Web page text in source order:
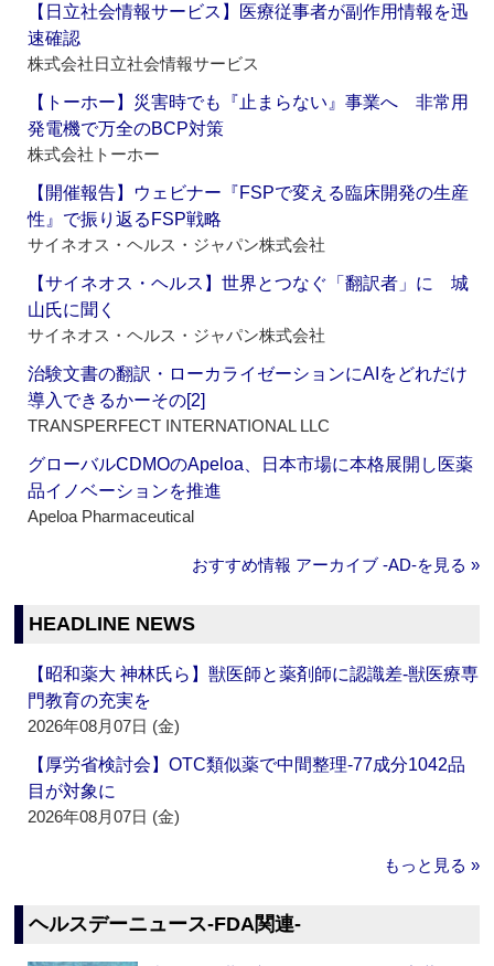
【日立社会情報サービス】医療従事者が副作用情報を迅
速確認
株式会社日立社会情報サービス
【トーホー】災害時でも『止まらない』事業へ 非常用
発電機で万全のBCP対策
株式会社トーホー
【開催報告】ウェビナー『FSPで変える臨床開発の生産
性』で振り返るFSP戦略
サイネオス・ヘルス・ジャパン株式会社
【サイネオス・ヘルス】世界とつなぐ「翻訳者」に 城
山氏に聞く
サイネオス・ヘルス・ジャパン株式会社
治験文書の翻訳・ローカライゼーションにAIをどれだけ
導入できるかーその[2]
TRANSPERFECT INTERNATIONAL LLC
グローバルCDMOのApeloa、日本市場に本格展開し医薬
品イノベーションを推進
Apeloa Pharmaceutical
おすすめ情報 アーカイブ ‐AD‐を見る »
HEADLINE NEWS
【昭和薬大 神林氏ら】獣医師と薬剤師に認識差‐獣医療専
門教育の充実を
2026年08月07日 (金)
【厚労省検討会】OTC類似薬で中間整理‐77成分1042品
目が対象に
2026年08月07日 (金)
もっと見る »
ヘルスデーニュース‐FDA関連‐